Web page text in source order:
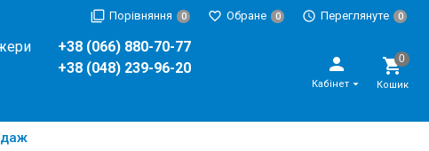
Порівняння 0 Обране 0 Переглянуте 0
+38 (066) 880-70-77
+38 (048) 239-96-20
Кабінет Кошик